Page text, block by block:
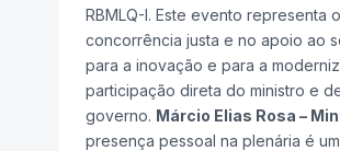
RBMLQ-I. Este evento
concorrência justa e no apoio ao
para a inovação e para a
participação direta do ministro e
governo. Márcio Elias Rosa –
presença pessoal na plenária é